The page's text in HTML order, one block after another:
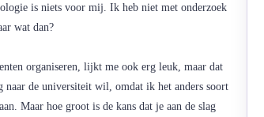
is niets voor mij. Ik heb niet met onderzoek
wat dan?
organiseren, lijkt me ook erg leuk, maar dat
de universiteit wil, omdat ik het anders soort
Maar hoe groot is de kans dat je aan de slag